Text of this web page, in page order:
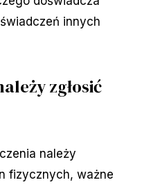
innych
zgłosić
należy
fizycznych, ważne